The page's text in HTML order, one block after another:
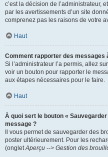
c’est la décision de l’administrateur,
par les avertissements d’un site
comprenez pas les raisons de votre
Haut
Comment rapporter des messages
Si l’administrateur l’a permis, allez
voir un bouton pour rapporter le
aux étapes nécessaires pour le faire.
Haut
À quoi sert le bouton «
message ?
Il vous permet de sauvegarder des
poster ultérieurement. Pour les
(ongletAperçu --> Gestion des